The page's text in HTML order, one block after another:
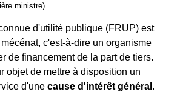
ministre)
d'utilité publique (FRUP) est
c'est-à-dire un organisme
de financement de la part de tiers.
objet de mettre à disposition un
d'une cause d'intérêt général .